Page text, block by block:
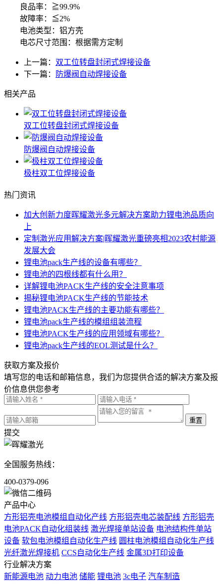
良品率：≧99.9%
故障率：≦2%
电池类型：铝方壳
电芯尺寸范围：根据需方定制
上一篇： 双工位转盘封闭式焊接设备
下一篇：
防爆阀自动焊接设备
相关产品
双工位转盘封闭式焊接设备
防爆阀自动焊接设备
极柱双工位焊接设备
热门资讯
加大创新力度晖耀激光多元解决方案助力锂电池品质向
上
定制激光应用解决方案|晖耀激光重磅亮相2023农村能源
发展大会
锂电池pack生产线的设备有哪些？
锂电池的四根线都有什么用？
详解锂电池PACK生产线的安全注意事项
揭秘锂电池PACK生产线的节能技术
锂电池PACK生产线的主要功能有哪些？
锂电池pack生产线的模组组装流程
锂电池PACK生产线的应用领域有哪些？
锂电池pack生产线的EOL测试是什么？
获取方案及报价
填写您的电话和邮箱信息，我们为您提供合适的解决方案及报
价信息供您参考
提交
全国服务热线：
400-0379-096
产品中心
方形铝壳电池模组自动化产线 方形铝壳电芯装配线 方形铝壳
电池PACK自动化组装线 激光焊接单站设备 电池结构件单站
设备 软包电池模组自动化生产线 圆柱电池模组自动化生产线
光纤激光焊接机 CCS自动化生产线 金属3D打印设备
行业解决方案
新能源电池 动力电池 储能 锂电池 3c电子 汽车制造